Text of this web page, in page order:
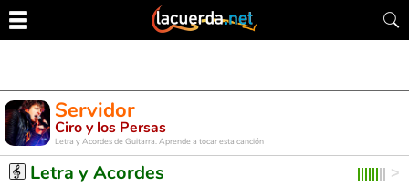
Servidor
Ciro y los Persas
Letra y Acordes de Guitarra. Aprende a tocar esta canción
Letra y Acordes